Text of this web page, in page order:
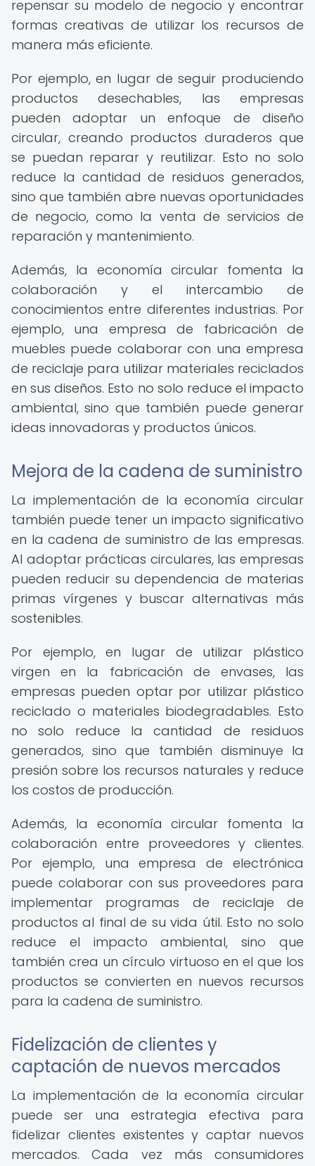
repensar su modelo de negocio y encontrar
formas creativas de utilizar los recursos de
manera más eficiente.
Por ejemplo, en lugar de seguir produciendo
productos desechables, las empresas
pueden adoptar un enfoque de diseño
circular, creando productos duraderos que
se puedan reparar y reutilizar. Esto no solo
reduce la cantidad de residuos generados,
sino que también abre nuevas oportunidades
de negocio, como la venta de servicios de
reparación y mantenimiento.
Además, la economía circular fomenta la
colaboración y el intercambio de
conocimientos entre diferentes industrias. Por
ejemplo, una empresa de fabricación de
muebles puede colaborar con una empresa
de reciclaje para utilizar materiales reciclados
en sus diseños. Esto no solo reduce el impacto
ambiental, sino que también puede generar
ideas innovadoras y productos únicos.
Mejora de la cadena de suministro
La implementación de la economía circular
también puede tener un impacto significativo
en la cadena de suministro de las empresas.
Al adoptar prácticas circulares, las empresas
pueden reducir su dependencia de materias
primas vírgenes y buscar alternativas más
sostenibles.
Por ejemplo, en lugar de utilizar plástico
virgen en la fabricación de envases, las
empresas pueden optar por utilizar plástico
reciclado o materiales biodegradables. Esto
no solo reduce la cantidad de residuos
generados, sino que también disminuye la
presión sobre los recursos naturales y reduce
los costos de producción.
Además, la economía circular fomenta la
colaboración entre proveedores y clientes.
Por ejemplo, una empresa de electrónica
puede colaborar con sus proveedores para
implementar programas de reciclaje de
productos al final de su vida útil. Esto no solo
reduce el impacto ambiental, sino que
también crea un círculo virtuoso en el que los
productos se convierten en nuevos recursos
para la cadena de suministro.
Fidelización de clientes y
captación de nuevos mercados
La implementación de la economía circular
puede ser una estrategia efectiva para
fidelizar clientes existentes y captar nuevos
mercados. Cada vez más consumidores